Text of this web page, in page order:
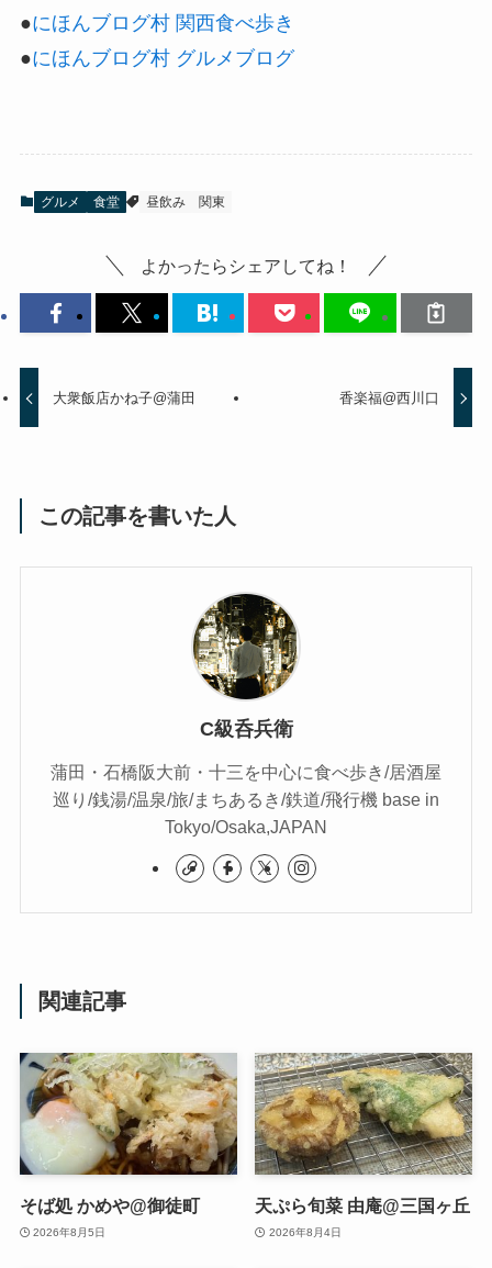
●にほんブログ村 関西食べ歩き
●にほんブログ村 グルメブログ
グルメ 食堂 昼飲み 関東
よかったらシェアしてね！
大衆飯店かね子@蒲田 香楽福@西川口
この記事を書いた人
C級呑兵衛
蒲田・石橋阪大前・十三を中心に食べ歩き/居酒屋
巡り/銭湯/温泉/旅/まちあるき/鉄道/飛行機 base in
Tokyo/Osaka,JAPAN
関連記事
そば処 かめや@御徒町
2026年8月5日
天ぷら旬菜 由庵@三国ヶ丘
2026年8月4日